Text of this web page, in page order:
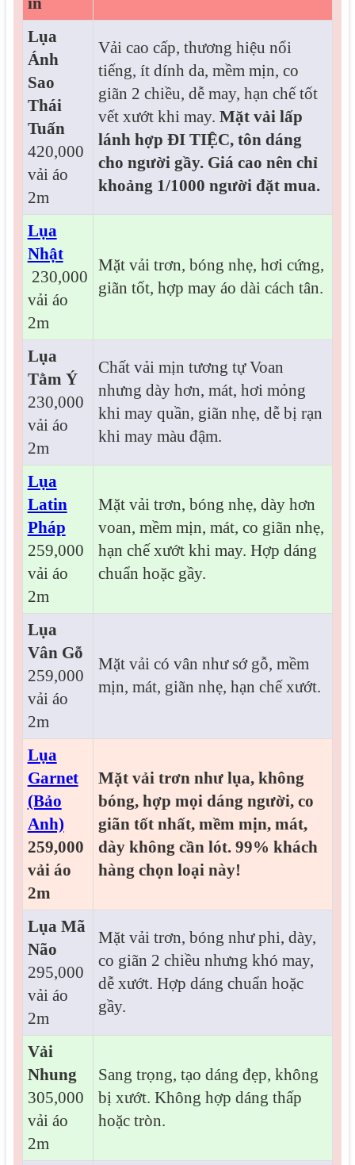
Lụa
Ánh
Sao
Thái
Tuấn
420,000
vải áo
2m
Vải cao cấp, thương hiệu nổi
tiếng, ít dính da, mềm mịn, co
giãn 2 chiều, dễ may, hạn chế tốt
vết xướt khi may. Mặt vải lấp
lánh hợp ĐI TIỆC, tôn dáng
cho người gầy. Giá cao nên chỉ
khoảng 1/1000 người đặt mua.
Lụa
Nhật
230,000
vải áo
2m
Mặt vải trơn, bóng nhẹ, hơi cứng,
giãn tốt, hợp may áo dài cách tân.
Lụa
Tằm Ý
230,000
vải áo
2m
Chất vải mịn tương tự Voan
nhưng dày hơn, mát, hơi mỏng
khi may quần, giãn nhẹ, dễ bị rạn
khi may màu đậm.
Lụa
Latin
Pháp
259,000
vải áo
2m
Mặt vải trơn, bóng nhẹ, dày hơn
voan, mềm mịn, mát, co giãn nhẹ,
hạn chế xướt khi may. Hợp dáng
chuẩn hoặc gầy.
Lụa
Vân Gỗ
259,000
vải áo
2m
Mặt vải có vân như sớ gỗ, mềm
mịn, mát, giãn nhẹ, hạn chế xướt.
Lụa
Garnet
(Bảo
Anh)
259,000
vải áo
2m
Mặt vải trơn như lụa, không
bóng, hợp mọi dáng người, co
giãn tốt nhất, mềm mịn, mát,
dày không cần lót. 99% khách
hàng chọn loại này!
Lụa Mã
Não
295,000
vải áo
2m
Mặt vải trơn, bóng như phi, dày,
co giãn 2 chiều nhưng khó may,
dễ xướt. Hợp dáng chuẩn hoặc
gầy.
Vải
Nhung
305,000
vải áo
2m
Sang trọng, tạo dáng đẹp, không
bị xướt. Không hợp dáng thấp
hoặc tròn.